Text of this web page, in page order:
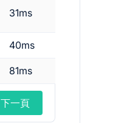
31ms
40ms
81ms
下一頁